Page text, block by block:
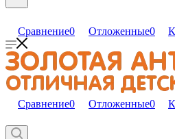
Сравнение0 Отложенные0
Сравнение0 Отложенные0